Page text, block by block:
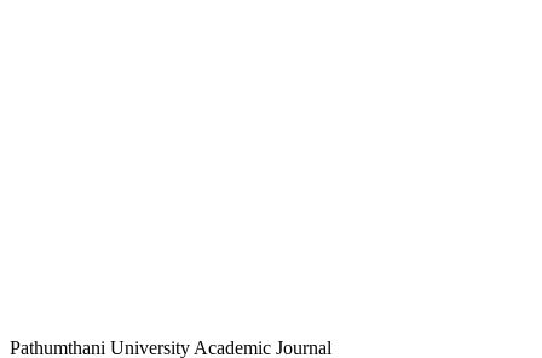
Pathumthani University Academic Journal